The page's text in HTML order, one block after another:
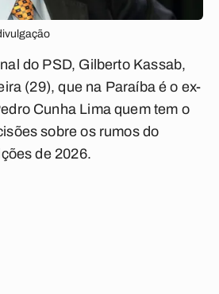
do PSD, Gilberto Kassab,
(29), que na Paraíba é o ex-
Cunha Lima quem tem o
sobre os rumos do
de 2026.